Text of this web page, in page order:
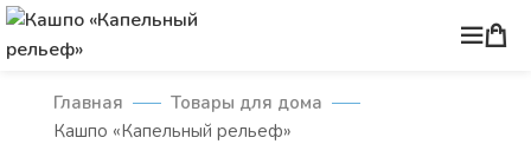
Главная
Товары для дома
Кашпо «Капельный рельеф»